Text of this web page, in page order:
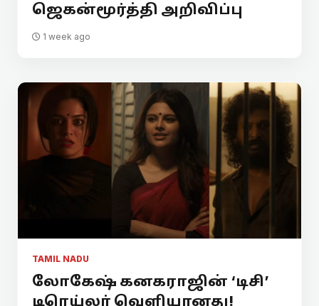
ஜெகன்மூர்த்தி அறிவிப்பு
1 week ago
TAMIL NADU
லோகேஷ் கனகராஜின் ‘டிசி’
டிரெய்லர் வெளியானது!